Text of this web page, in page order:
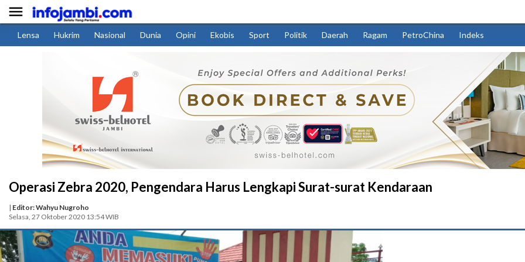

Lensa Hukrim Nasional Dunia Opini Ekobis Sport Politik Daerah Ragam PetroChina Indeks
Operasi Zebra 2020, Pengendara Harus Lengkapi Surat-surat Kendaraan
| Editor: Wahyu Nugroho
Selasa, 27 Oktober 2020 13:54 WIB